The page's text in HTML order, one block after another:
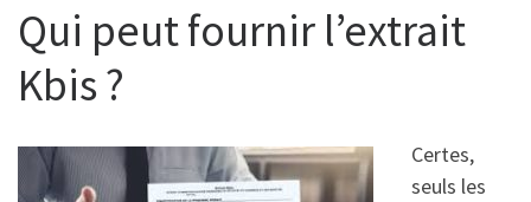
Qui peut fournir l’extrait
Kbis ?
Certes,
seuls les